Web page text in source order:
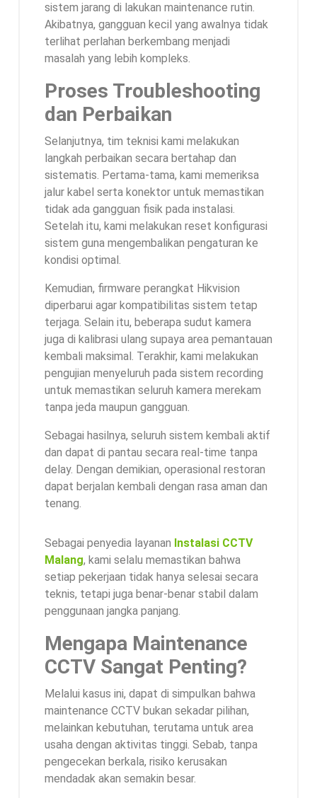
sistem jarang di lakukan maintenance rutin.
Akibatnya, gangguan kecil yang awalnya tidak
terlihat perlahan berkembang menjadi
masalah yang lebih kompleks.
Proses Troubleshooting
dan Perbaikan
Selanjutnya, tim teknisi kami melakukan
langkah perbaikan secara bertahap dan
sistematis. Pertama-tama, kami memeriksa
jalur kabel serta konektor untuk memastikan
tidak ada gangguan fisik pada instalasi.
Setelah itu, kami melakukan reset konfigurasi
sistem guna mengembalikan pengaturan ke
kondisi optimal.
Kemudian, firmware perangkat Hikvision
diperbarui agar kompatibilitas sistem tetap
terjaga. Selain itu, beberapa sudut kamera
juga di kalibrasi ulang supaya area pemantauan
kembali maksimal. Terakhir, kami melakukan
pengujian menyeluruh pada sistem recording
untuk memastikan seluruh kamera merekam
tanpa jeda maupun gangguan.
Sebagai hasilnya, seluruh sistem kembali aktif
dan dapat di pantau secara real-time tanpa
delay. Dengan demikian, operasional restoran
dapat berjalan kembali dengan rasa aman dan
tenang.
Sebagai penyedia layanan Instalasi CCTV
Malang, kami selalu memastikan bahwa
setiap pekerjaan tidak hanya selesai secara
teknis, tetapi juga benar-benar stabil dalam
penggunaan jangka panjang.
Mengapa Maintenance
CCTV Sangat Penting?
Melalui kasus ini, dapat di simpulkan bahwa
maintenance CCTV bukan sekadar pilihan,
melainkan kebutuhan, terutama untuk area
usaha dengan aktivitas tinggi. Sebab, tanpa
pengecekan berkala, risiko kerusakan
mendadak akan semakin besar.